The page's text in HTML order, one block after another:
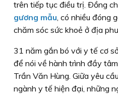
trên tiếp tục điều trị. Ðồng
gương mẫu , có nhiều đóng
chăm sóc sức khoẻ ở địa
31 năm gắn bó với y tế cơ
để nói về hành trình đầy
Trần Văn Hùng. Giữa yêu
ngành y tế hiện đại, những